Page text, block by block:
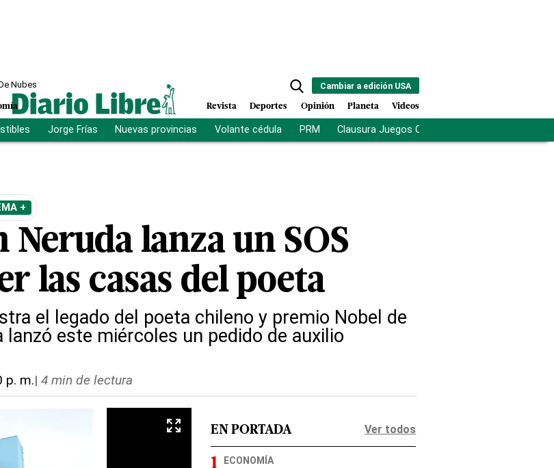
Nubes Cambiar a edición USA
Revista Deportes Opinión Planeta Videos
Jorge Frías Nuevas provincias Volante cédula PRM Clausura Juegos Centroamericanos
+
Neruda lanza un SOS
las casas del poeta
el legado del poeta chileno y premio Nobel de
lanzó este miércoles un pedido de auxilio
p. m.| 4 min de lectura
EN PORTADA Ver todos
ECONOMÍA